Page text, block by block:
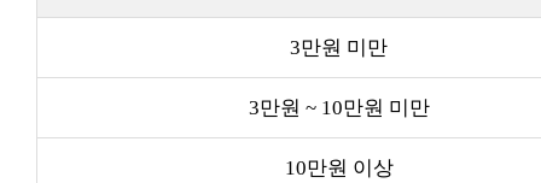
3만원 미만
3만원 ~ 10만원 미만
10만원 이상